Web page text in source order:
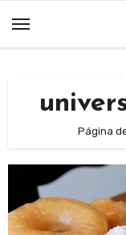
Página